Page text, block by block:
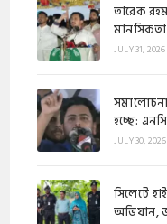
​​তারেক
JULY 31, 2026
হচ্ছে:
JULY 30, 2026
​সিলেটে
অভিযান,